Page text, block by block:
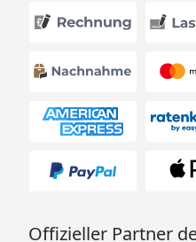
Offizieller Partner